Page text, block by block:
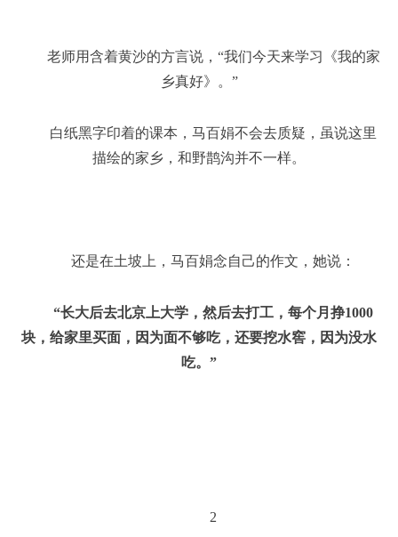
老师用含着黄沙的方言说，“我们今天来学习《我的家
乡真好》。”
白纸黑字印着的课本，马百娟不会去质疑，虽说这里
描绘的家乡，和野鹊沟并不一样。
还是在土坡上，马百娟念自己的作文，她说：
“长大后去北京上大学，然后去打工，每个月挣1000
块，给家里买面，因为面不够吃，还要挖水窖，因为没水
吃。”
2